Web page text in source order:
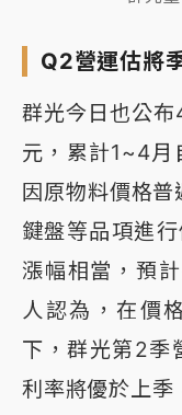
Q2營運估將
群光今日也公
元，累計1~4月
因原物料價格
鍵盤等品項進
漲幅相當，預
人認為，在價
下，群光第2季
利率將優於上季